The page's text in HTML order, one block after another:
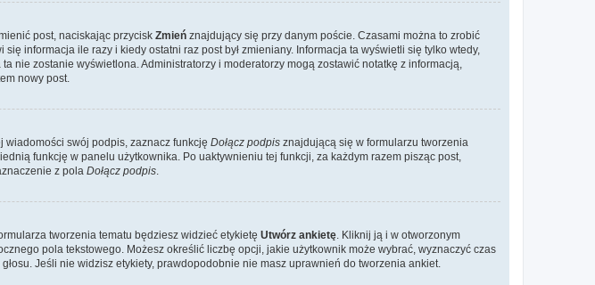
post, naciskając przycisk Zmień znajdujący się przy danym poście. Czasami można to zrobić
informacja ile razy i kiedy ostatni raz post był zmieniany. Informacja ta wyświetli się tylko wtedy,
nie zostanie wyświetlona. Administratorzy i moderatorzy mogą zostawić notatkę z informacją,
nowy post.
wiadomości swój podpis, zaznacz funkcję Dołącz podpis znajdującą się w formularzu tworzenia
funkcję w panelu użytkownika. Po uaktywnieniu tej funkcji, za każdym razem pisząc post,
z pola Dołącz podpis
tworzenia tematu będziesz widzieć etykietę Utwórz ankietę . Kliknij ją i w otworzonym
pola tekstowego. Możesz określić liczbę opcji, jakie użytkownik może wybrać, wyznaczyć czas
Jeśli nie widzisz etykiety, prawdopodobnie nie masz uprawnień do tworzenia ankiet.